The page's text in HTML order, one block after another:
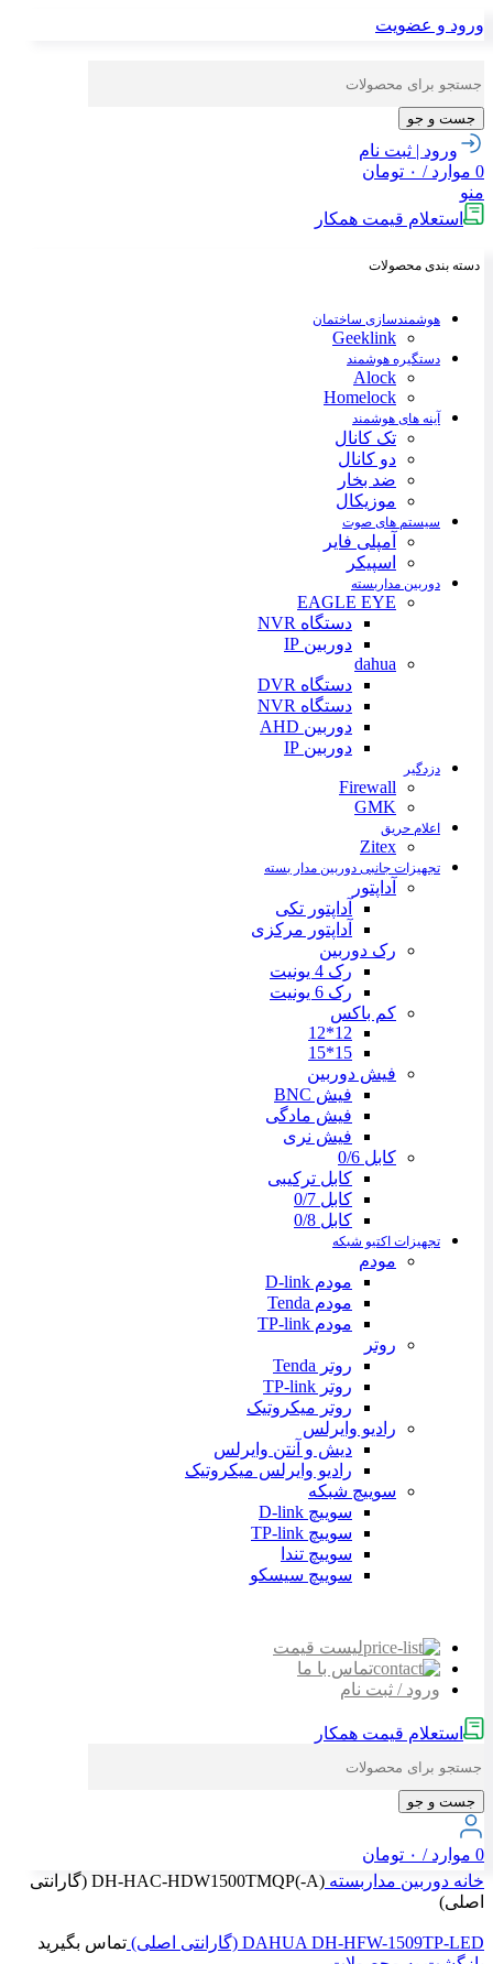
ورود و عضویت
جست و جو
ورود | ثبت نام
0 موارد / ۰ تومان
منو
استعلام قیمت همکار
دسته بندی محصولات
هوشمندسازی ساختمان
Geeklink
دستگیره هوشمند
Alock
Homelock
آینه های هوشمند
تک کانال
دو کانال
ضد بخار
موزیکال
سیستم های صوت
آمپلی فایر
اسپیکر
دوربین مداربسته
EAGLE EYE
دستگاه NVR
دوربین IP
dahua
دستگاه DVR
دستگاه NVR
دوربین AHD
دوربین IP
دزدگیر
Firewall
GMK
اعلام حریق
Zitex
تجهیزات جانبی دوربین مدار بسته
آداپتور
آداپتور تکی
آداپتور مرکزی
رک دوربین
رک 4 یونیت
رک 6 یونیت
کم باکس
12*12
15*15
فیش دوربین
فیش BNC
فیش مادگی
فیش نری
کابل 0/6
کابل ترکیبی
کابل 0/7
کابل 0/8
تجهیزات اکتیو شبکه
مودم
مودم D-link
مودم Tenda
مودم TP-link
روتر
روتر Tenda
روتر TP-link
روتر میکروتیک
رادیو وایرلس
دیش و آنتن وایرلس
رادیو وایرلس میکروتیک
سوییچ شبکه
سوییچ D-link
سوییچ TP-link
سوییچ تندا
سوییچ سیسکو
لیست قیمت
تماس با ما
ورود / ثبت نام
استعلام قیمت همکار
جست و جو
0 موارد / ۰ تومان
خانه دوربین مداربسته
DH-HAC-HDW1500TMQP(-A) (گارانتی
اصلی)
DAHUA DH-HFW-1509TP-LED (گارانتی اصلی)
تماس بگیرید